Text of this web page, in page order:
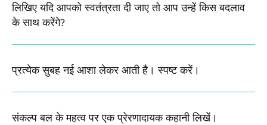
लिखिए यदि आपको स्वतंत्रता दी जाए तो आप उन्हें किस बदलाव
के साथ करेंगे?
प्रत्येक सुबह नई आशा लेकर आती है। स्पष्ट करें​।
संकल्प बल के महत्व पर एक प्रेरणादायक कहानी लिखें।